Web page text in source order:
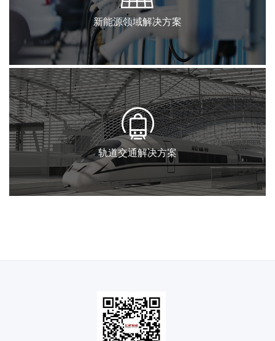
新能源领域解决方案
轨道交通解决方案